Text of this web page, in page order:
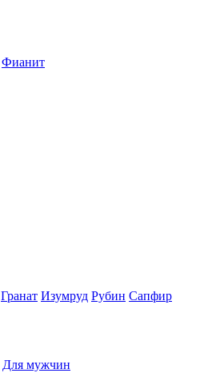
Фианит
Гранат Изумруд Рубин Сапфир
Для мужчин